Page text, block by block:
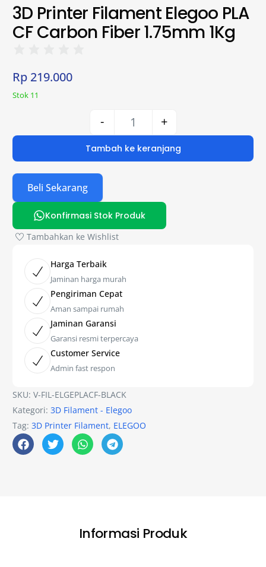
3D Printer Filament Elegoo PLA
CF Carbon Fiber 1.75mm 1Kg
Rp 219.000
Stok 11
- +
Tambah ke keranjang
Beli Sekarang
Konfirmasi Stok Produk
Tambahkan ke Wishlist
Harga Terbaik
Jaminan harga murah
Pengiriman Cepat
Aman sampai rumah
Jaminan Garansi
Garansi resmi terpercaya
Customer Service
Admin fast respon
SKU:V-FIL-ELGEPLACF-BLACK
Kategori:3D Filament - Elegoo
Tag:3D Printer Filament, ELEGOO
Informasi Produk